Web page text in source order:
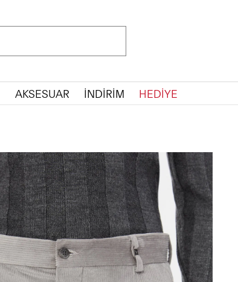
AKSESUAR İNDİRİM HEDİYE